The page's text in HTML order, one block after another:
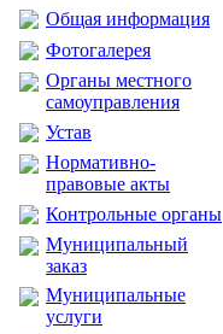
Общая информация
Фотогалерея
Органы местного
самоуправления
Устав
Нормативно-
правовые акты
Контрольные органы
Муниципальный
заказ
Муниципальные
услуги